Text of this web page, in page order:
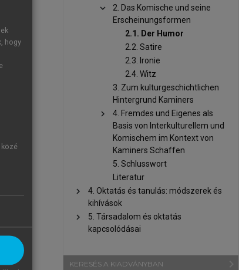
und
Ziеl
chevron_right
2. Das Komische und seine
Erscheinungsformen
2.1. Der Humor
2.2. Satire
2.3. Ironie
2.4. Witz
3. Zum kulturgeschichtlichen
Hintergrund Kaminers
chevron_right
4. Fremdes und Eigenes als
Basis von Interkulturellem und
Komischem im Kontext von
Kaminers Schaffen
5. Schlusswort
Literatur
chevron_right
4. Oktatás és tanulás: módszerek és
kihívások
chevron_right
5. Társadalom és oktatás
kapcsolódásai
KERESÉS A KIADVÁNYBAN
hogy